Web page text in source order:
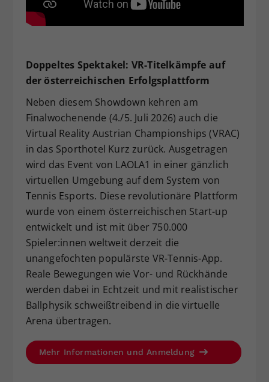
Doppeltes Spektakel: VR-Titelkämpfe auf
der österreichischen Erfolgsplattform
Neben diesem Showdown kehren am
Finalwochenende (4./5. Juli 2026) auch die
Virtual Reality Austrian Championships (VRAC)
in das Sporthotel Kurz zurück. Ausgetragen
wird das Event von LAOLA1 in einer gänzlich
virtuellen Umgebung auf dem System von
Tennis Esports. Diese revolutionäre Plattform
wurde von einem österreichischen Start-up
entwickelt und ist mit über 750.000
Spieler:innen weltweit derzeit die
unangefochten populärste VR-Tennis-App.
Reale Bewegungen wie Vor- und Rückhände
werden dabei in Echtzeit und mit realistischer
Ballphysik schweißtreibend in die virtuelle
Arena übertragen.
Mehr Informationen und Anmeldung